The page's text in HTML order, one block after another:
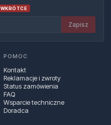
WKRÓTCE
Zapisz
POMOC
Kontakt
Reklamacje i zwroty
Status zamówienia
FAQ
Wsparcie techniczne
Doradca